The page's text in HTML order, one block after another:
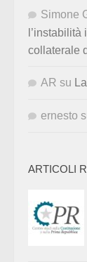
Simone
collaterale
AR su
ernesto
ARTICOLI